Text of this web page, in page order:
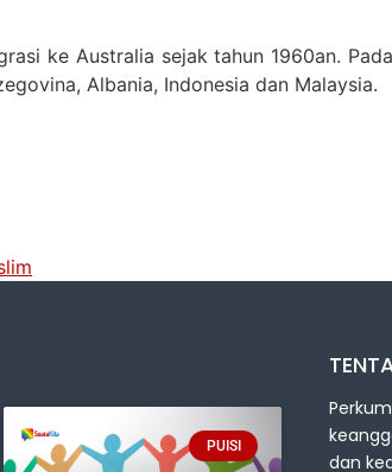
ke Australia sejak tahun 1960an.
Albania, Indonesia dan Malaysia.
PUISI
dan